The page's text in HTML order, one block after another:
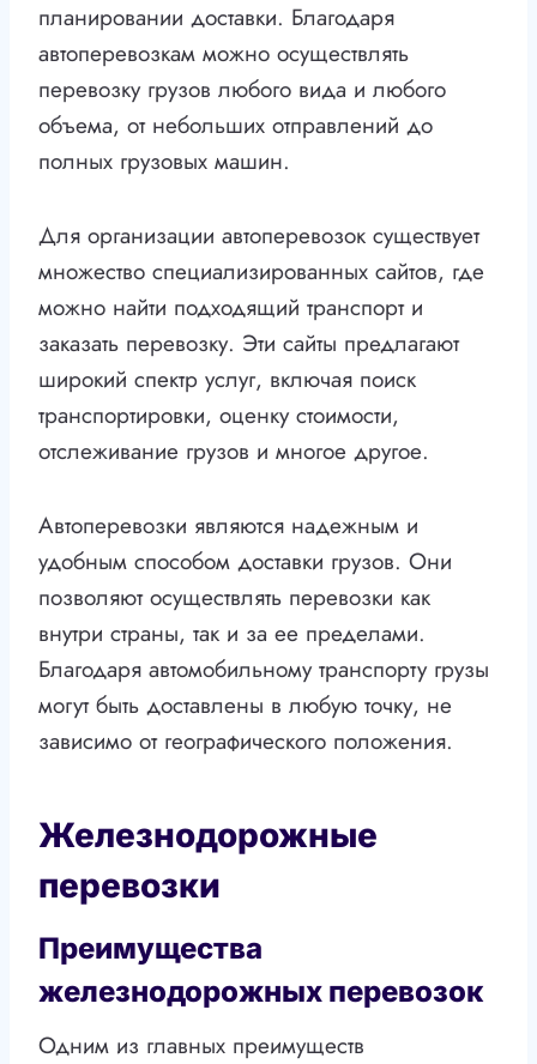
планировании доставки. Благодаря
автоперевозкам можно осуществлять
перевозку грузов любого вида и любого
объема, от небольших отправлений до
полных грузовых машин.
Для организации автоперевозок существует
множество специализированных сайтов, где
можно найти подходящий транспорт и
заказать перевозку. Эти сайты предлагают
широкий спектр услуг, включая поиск
транспортировки, оценку стоимости,
отслеживание грузов и многое другое.
Автоперевозки являются надежным и
удобным способом доставки грузов. Они
позволяют осуществлять перевозки как
внутри страны, так и за ее пределами.
Благодаря автомобильному транспорту грузы
могут быть доставлены в любую точку, не
зависимо от географического положения.
Железнодорожные
перевозки
Преимущества
железнодорожных перевозок
Одним из главных преимуществ